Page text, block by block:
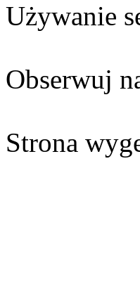
Używanie
Obserwuj
Strona